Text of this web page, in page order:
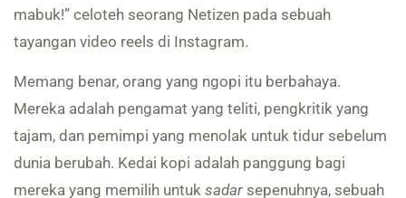
mabuk!” celoteh seorang Netizen pada sebuah
tayangan video reels di Instagram.
Memang benar, orang yang ngopi itu berbahaya.
Mereka adalah pengamat yang teliti, pengkritik yang
tajam, dan pemimpi yang menolak untuk tidur sebelum
dunia berubah. Kedai kopi adalah panggung bagi
mereka yang memilih untuk sadar sepenuhnya, sebuah